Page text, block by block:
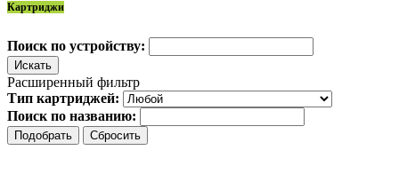
Картриджи
Поиск по устройству:
Расширенный фильтр
Тип картриджей:
Поиск по названию: